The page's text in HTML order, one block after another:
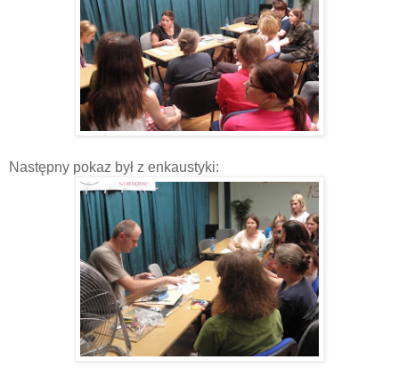
Następny pokaz był z enkaustyki: